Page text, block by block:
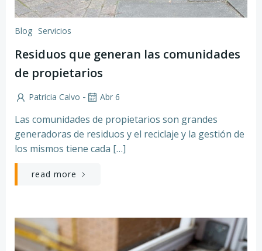
Blog Servicios
Residuos que generan las comunidades
de propietarios
Patricia Calvo - Abr 6
Las comunidades de propietarios son grandes
generadoras de residuos y el reciclaje y la gestión de
los mismos tiene cada […]
read more